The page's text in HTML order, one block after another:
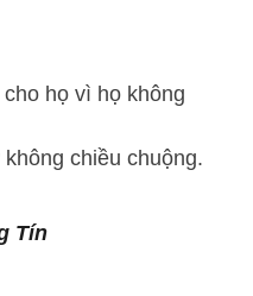
họ vì họ không
chiều chuộng.
Tín